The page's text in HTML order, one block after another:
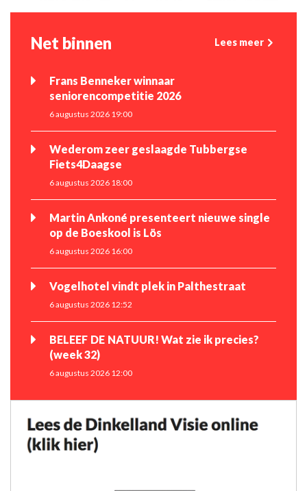
Net binnen Lees meer
Frans Benneker winnaar
seniorencompetitie 2026
6 augustus 2026 19:00
Wederom zeer geslaagde Tubbergse
Fiets4Daagse
6 augustus 2026 18:00
Martin Ankoné presenteert nieuwe single
op de Boeskool is Lös
6 augustus 2026 16:00
Vogelhotel vindt plek in Palthestraat
6 augustus 2026 12:52
BELEEF DE NATUUR! Wat zie ik precies?
(week 32)
6 augustus 2026 12:00